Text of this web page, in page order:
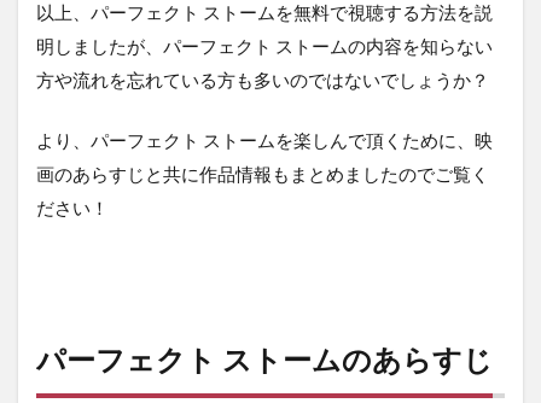
以上、パーフェクト ストームを無料で視聴する方法を説
明しましたが、パーフェクト ストームの内容を知らない
方や流れを忘れている方も多いのではないでしょうか？
より、パーフェクト ストームを楽しんで頂くために、映
画のあらすじと共に作品情報もまとめましたのでご覧く
ださい！
パーフェクト ストームのあらすじ